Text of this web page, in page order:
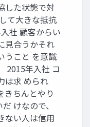
した状態で対
て大きな抵抗
社 顧客からい
見合うかそれ
うこと を意識
2015年入社 コ
は求 められ
きちんとやり
けなので、
ない人は信用